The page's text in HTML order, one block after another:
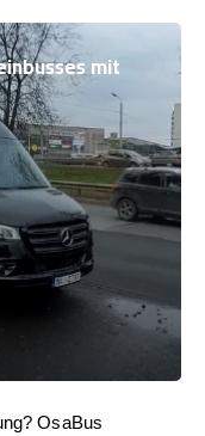
mit
OsaBus